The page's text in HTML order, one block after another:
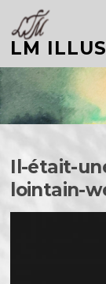
contenu
LM
Il-était-
lointain-